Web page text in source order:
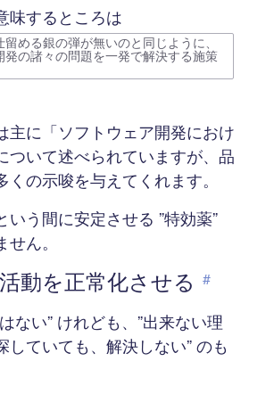
味するところは
める銀の弾が無いのと同じように、
発の諸々の問題を一発で解決する施策
主に「ソフトウェア開発におけ
ついて述べられていますが、品
くの示唆を与えてくれます。
いう間に安定させる ”特効薬”
ん。
動を正常化させる #
ない” けれども、”出来ない理
していても、解決しない” のも